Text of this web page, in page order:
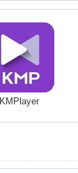
KMPlayer